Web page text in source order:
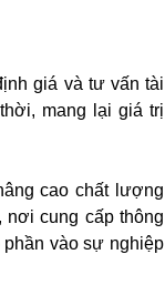
giá và tư vấn tài
mang lại giá trị
cao chất lượng
nơi cung cấp thông
vào sự nghiệp